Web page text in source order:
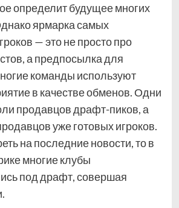
определит будущее многих
ярмарка самых
— это не просто про
а предпосылка для
команды используют
в качестве обменов. Одни
продавцов драфт-пиков, а
уже готовых игроков.
на последние новости, то в
многие клубы
под драфт, совершая